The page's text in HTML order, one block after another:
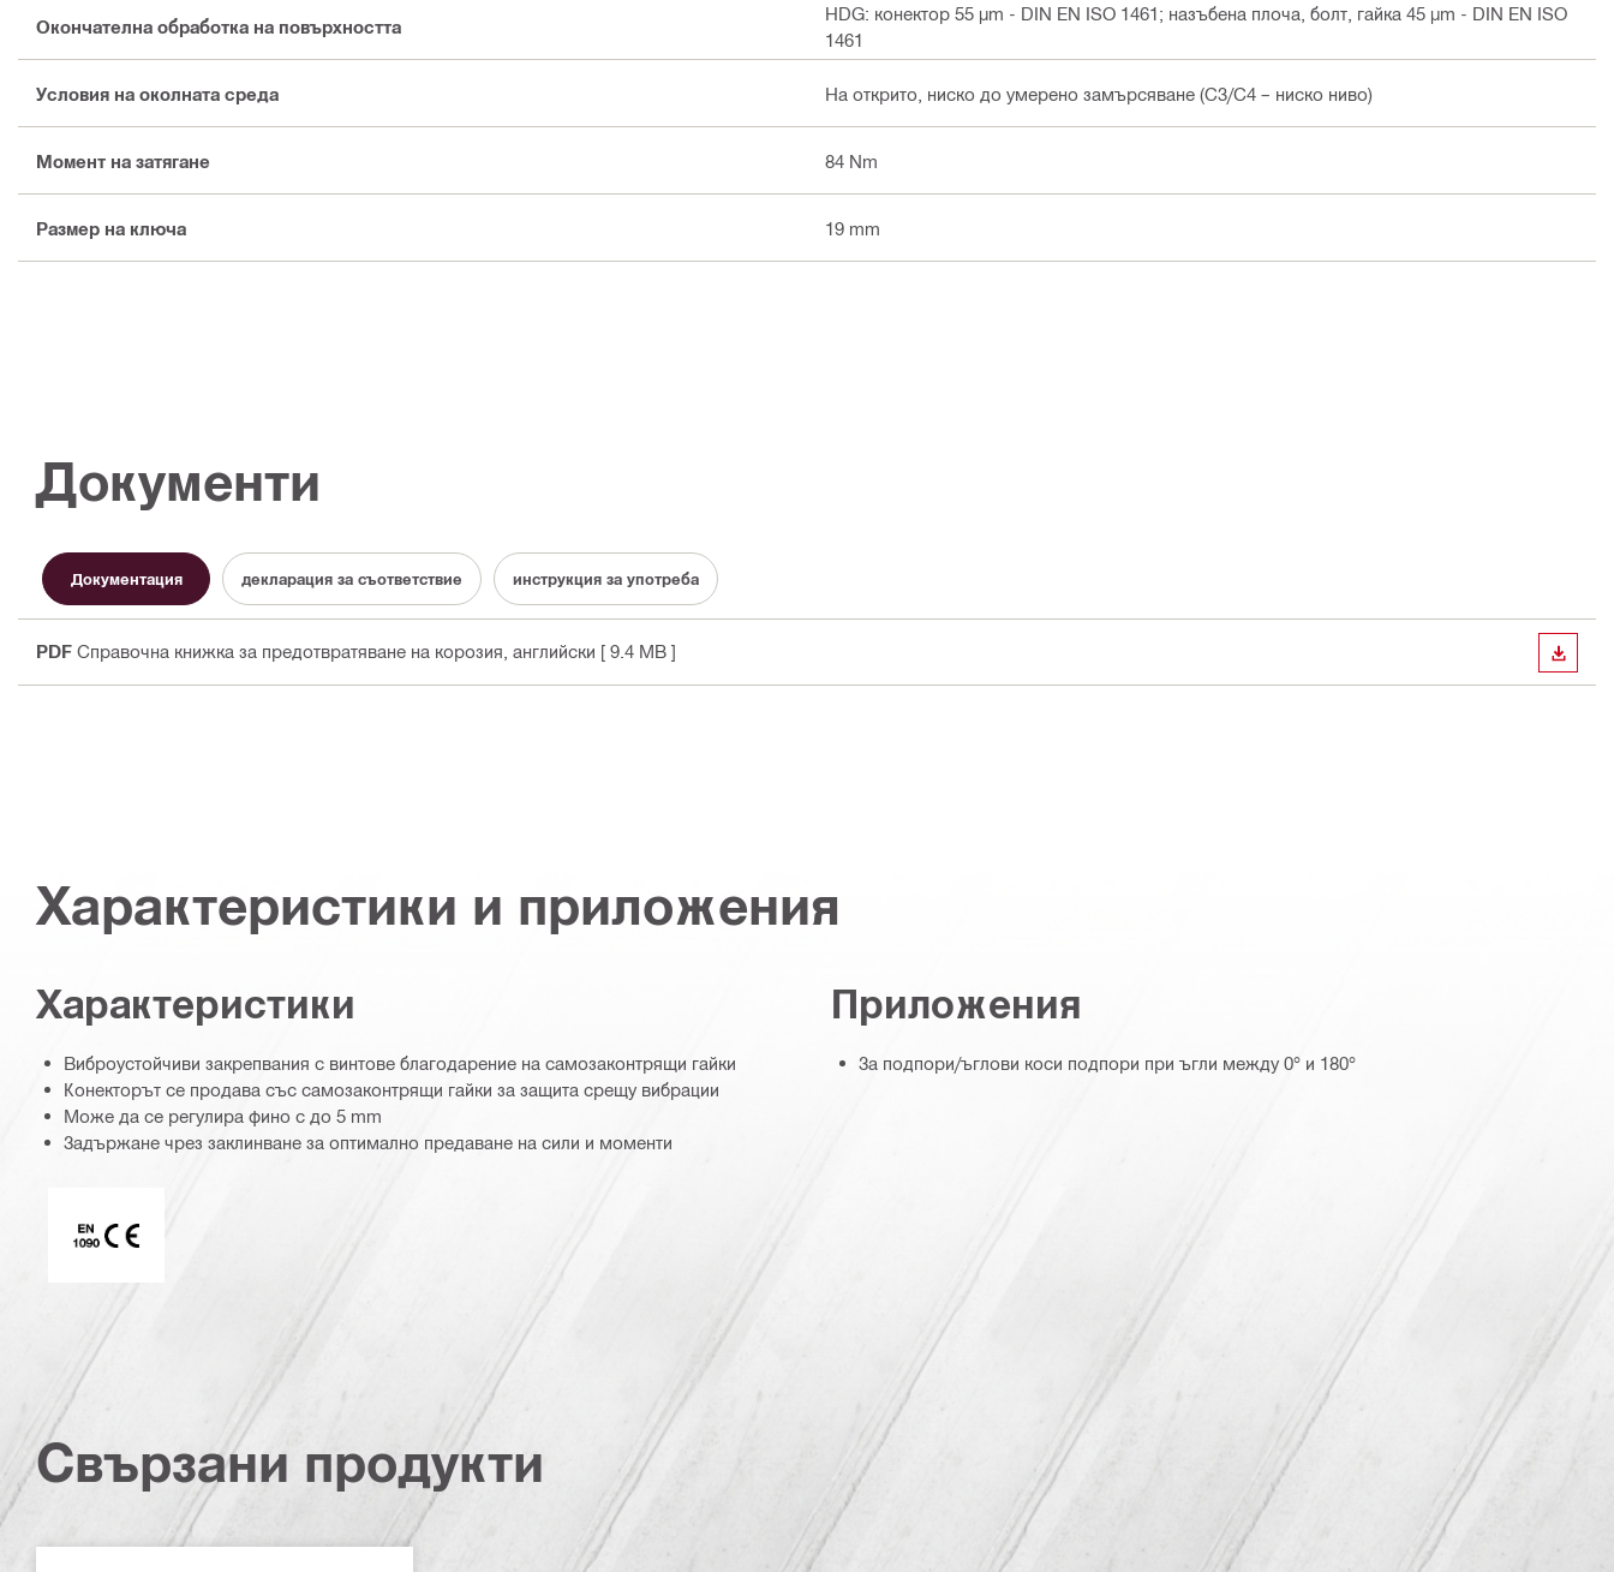
Окончателна обработка на повърхността
HDG: конектор 55 µm - DIN EN ISO 1461; назъбена плоча, болт, гайка 45 µm - DIN EN ISO
1461
Условия на околната среда На открито, ниско до умерено замърсяване (C3/С4 – ниско ниво)
Момент на затягане 84 Nm
Размер на ключа 19 mm
Документи
Документация декларация за съответствие инструкция за употреба
PDF Справочна книжка за предотвратяване на корозия , английски [ 9.4 MB ]
Характеристики и приложения
Характеристики
Виброустойчиви закрепвания с винтове благодарение на самозаконтрящи гайки
Конекторът се продава със самозаконтрящи гайки за защита срещу вибрации
Може да се регулира фино с до 5 mm
Задържане чрез заклинване за оптимално предаване на сили и моменти
Приложения
За подпори/ъглови коси подпори при ъгли между 0° и 180°
Свързани продукти